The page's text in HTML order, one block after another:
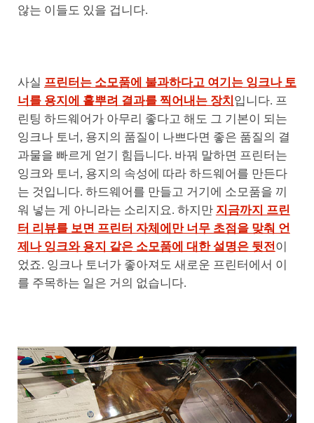
않는 이들도 있을 겁니다.
사실 프린터는 소모품에 불과하다고 여기는 잉크나 토
너를 용지에 흩뿌려 결과를 찍어내는 장치 입니다. 프
린팅 하드웨어가 아무리 좋다고 해도 그 기본이 되는
잉크나 토너, 용지의 품질이 나쁘다면 좋은 품질의 결
과물을 빠르게 얻기 힘듭니다. 바꿔 말하면 프린터는
잉크와 토너, 용지의 속성에 따라 하드웨어를 만든다
는 것입니다. 하드웨어를 만들고 거기에 소모품을 끼
워 넣는 게 아니라는 소리지요. 하지만 지금까지 프린
터 리뷰를 보면 프린터 자체에만 너무 초점을 맞춰 언
제나 잉크와 용지 같은 소모품에 대한 설명은 뒷전이
었죠. 잉크나 토너가 좋아져도 새로운 프린터에서 이
를 주목하는 일은 거의 없습니다.